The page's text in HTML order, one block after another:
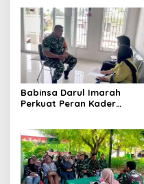
Babinsa Darul Imarah
Perkuat Peran Kader
Anak